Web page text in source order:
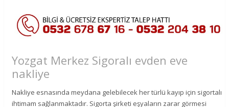
Yozgat Merkez Sigoralı evden eve
nakliye
Nakliye esnasında meydana gelebilecek her türlü kayıp için sigortalı
ihtimam sağlanmaktadır. Sigorta şirketi eşyaların zarar görmesi